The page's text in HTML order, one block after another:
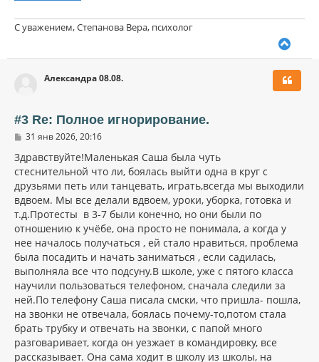
С уважением, Степанова Вера, психолог
у
ч
Александра 08.08.
#3 Re: Полное игнорирование.
С
о
б
щ
е
н
и
е
31 янв 2026, 20:16
Здравствуйте!Маленькая Саша была чуть
стеснительной что ли, боялась выйти одна в круг с
друзьями петь или танцевать, играть,всегда мы выходили
вдвоем. Мы все делали вдвоем, уроки, уборка, готовка и
т.д.Протесты в 3-7 были конечно, но они были по
отношению к учёбе, она просто не понимала, а когда у
нее началось получаться , ей стало нравиться, проблема
была посадить и начать заниматься , если садилась,
выполняла все что подсуну.В школе, уже с пятого класса
научили пользоваться телефоном, сначала следили за
ней.По телефону Саша писала смски, что пришла- пошла,
на звонки не отвечала, боялась почему-то,потом стала
брать трубку и отвечать на звонки, с папой много
разговаривает, когда он уезжает в командировку, все
рассказывает. Она сама ходит в школу из школы, на